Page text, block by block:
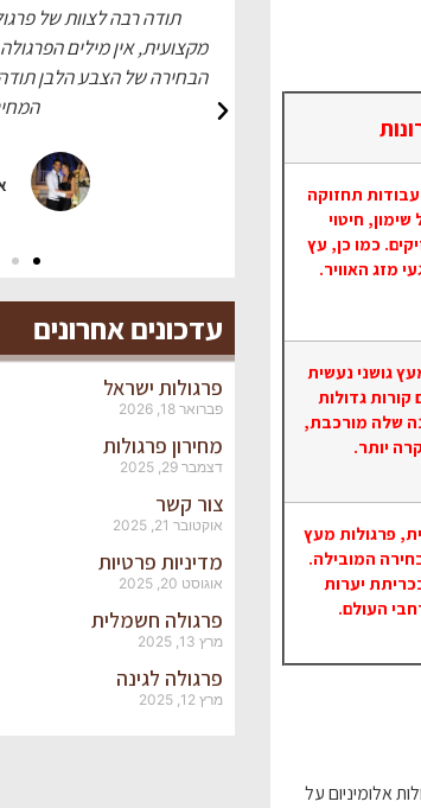
תחזוקה
חיטוי
כמו כן, עץ
מזג האוויר.
גושני נעשית
גדולות
שלה מורכבת,
יותר.
פרגולות מעץ
המובילה.
יערות
העולם.
אלומיניום על
תודה רבה לצוות של פרגולות ישראל על
מקצועית, אין מילים הפרגולה למרפסת יצא
הבחירה של הצבע הלבן תודה על השירות ועוד
אריאל לוי
עדכונים אחרונים
פרגולות ישראל
פברואר 18, 2026
מחירון פרגולות
דצמבר 29, 2025
צור קשר
אוקטובר 21, 2025
מדיניות פרטיות
אוגוסט 20, 2025
פרגולה חשמלית
מרץ 13, 2025
פרגולה לגינה
מרץ 12, 2025